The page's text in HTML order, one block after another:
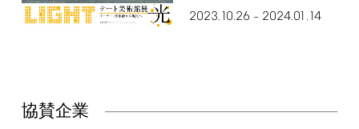
2023.10.26– 2024.01.14
協賛企業